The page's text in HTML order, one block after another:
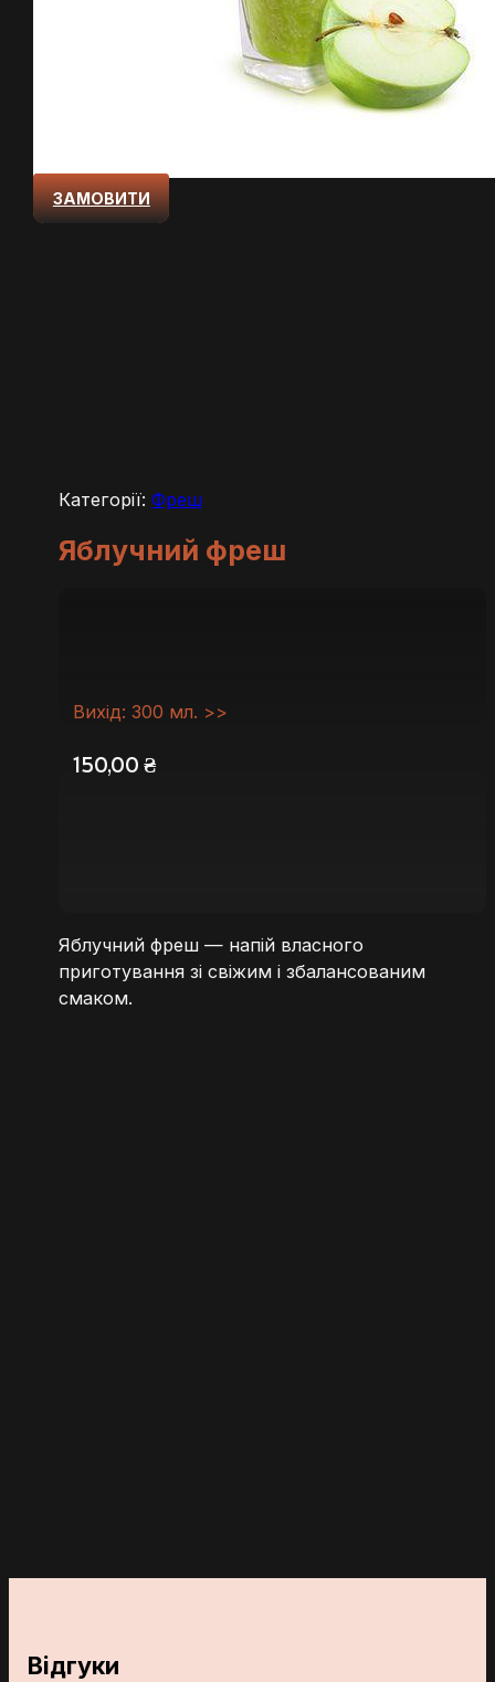
ЗАМОВИТИ
Категорії: Фреш
Яблучний фреш
Вихід: 300 мл. >>
150,00₴
Яблучний фреш — напій власного
приготування зі свіжим і збалансованим
смаком.
Відгуки